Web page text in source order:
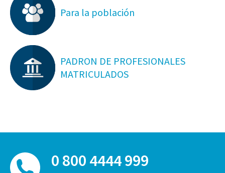
Para la población
PADRON DE PROFESIONALES
MATRICULADOS
0 800 4444 999